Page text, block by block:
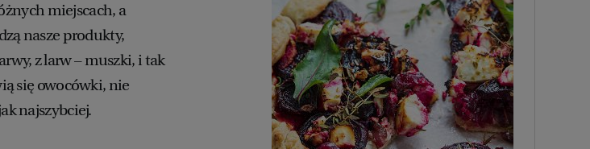
miejscach, a
nasze produkty,
z larw – muszki, i tak
się owocówki, nie
najszybciej.